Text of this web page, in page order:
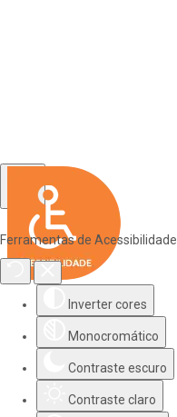
Ferramentas de Acessibilidade
Inverter cores
Monocromático
Contraste escuro
Contraste claro